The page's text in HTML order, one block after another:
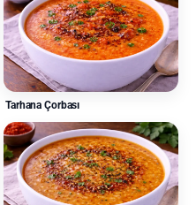
Tarhana Çorbası